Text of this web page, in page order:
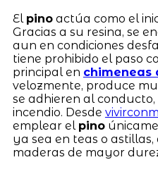
El pinoactúa como el
Gracias a su resina, se
aun en condiciones
tiene prohibido el paso
principal en chimeneas
velozmente, produce
se adhieren al
incendio. Desde
emplear el pino
ya sea en teas o
maderas de mayor